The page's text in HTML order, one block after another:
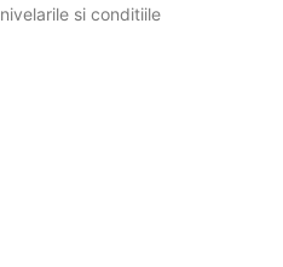
si conditiile